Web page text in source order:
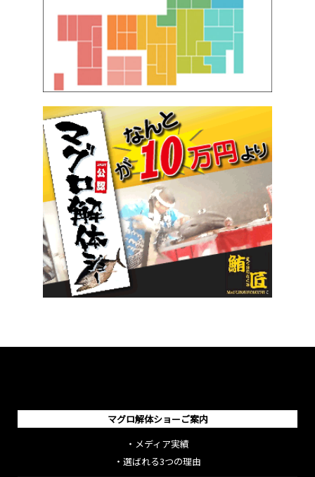
マグロ解体ショーご案内
・ メディア実績
・ 選ばれる3つの理由